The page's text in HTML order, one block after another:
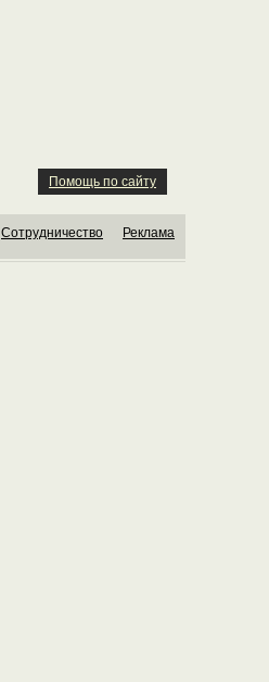
Помощь по сайту
Сотрудничество Реклама